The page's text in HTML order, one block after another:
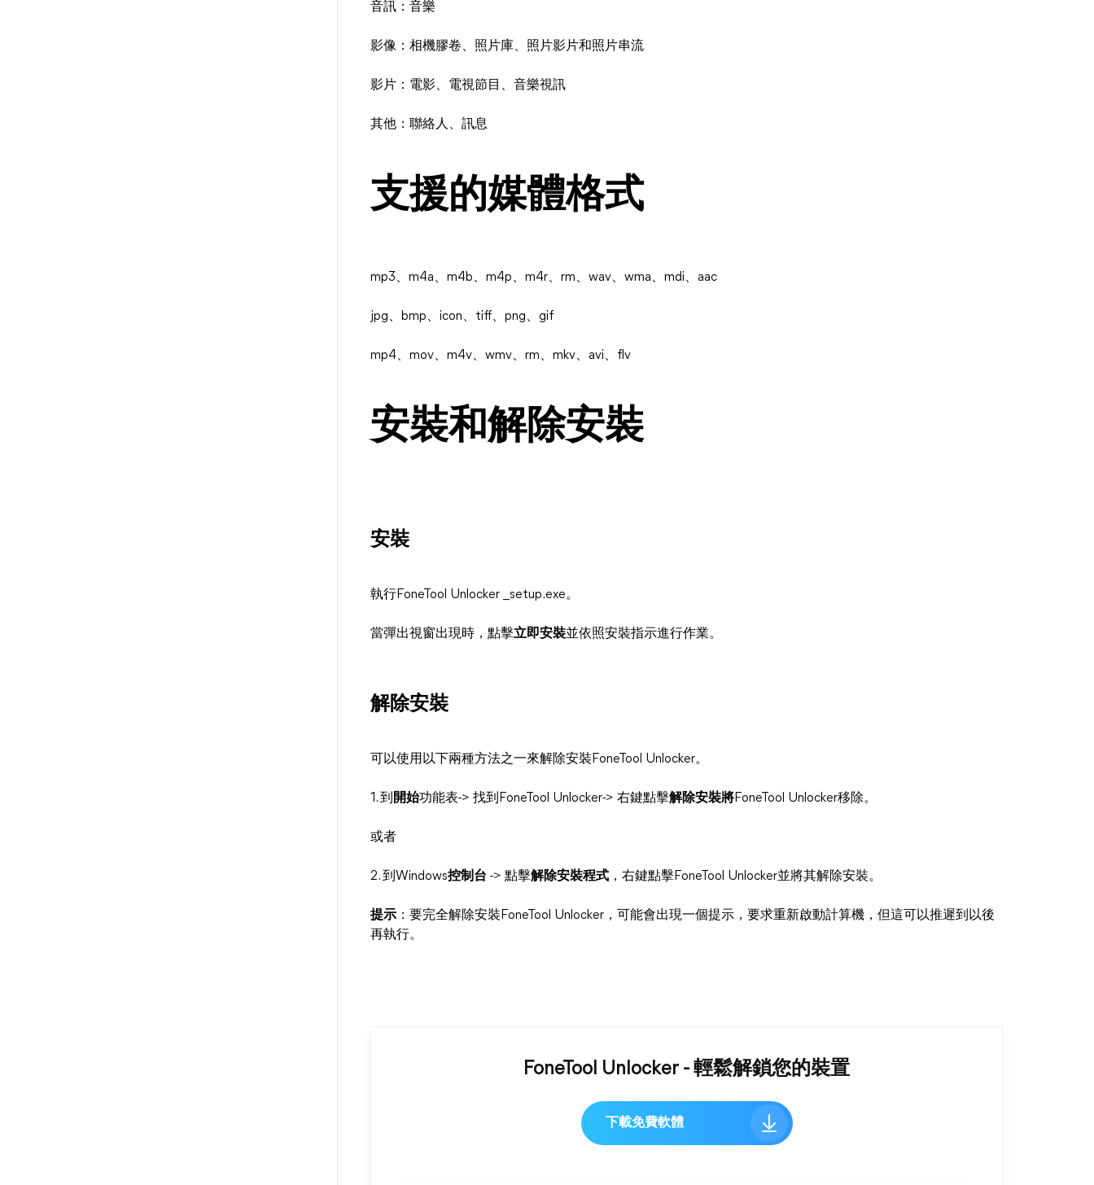
音訊：音樂
影像：相機膠卷、照片庫、照片影片和照片串流
影片：電影、電視節目、音樂視訊
其他：聯絡人、訊息
支援的媒體格式
mp3、m4a、m4b、m4p、m4r、rm、wav、wma、mdi、aac
jpg、bmp、icon、tiff、png、gif
mp4、mov、m4v、wmv、rm、mkv、avi、flv
安裝和解除安裝
安裝
執行FoneTool Unlocker _setup.exe。
當彈出視窗出現時，點擊立即安裝並依照安裝指示進行作業。
解除安裝
可以使用以下兩種方法之一來解除安裝FoneTool Unlocker。
1. 到 開始功能表-> 找到FoneTool Unlocker-> 右鍵點擊解除安裝將FoneTool Unlocker移除。
或者
2. 到Windows控制台 -> 點擊解除安裝程式 ，右鍵點擊FoneTool Unlocker並將其解除安裝。
提示 ：要完全解除安裝FoneTool Unlocker，可能會出現一個提示，要求重新啟動計算機，但這可以推遲到以後
再執行。
FoneTool Unlocker - 輕鬆解鎖您的裝置
下載免費軟體